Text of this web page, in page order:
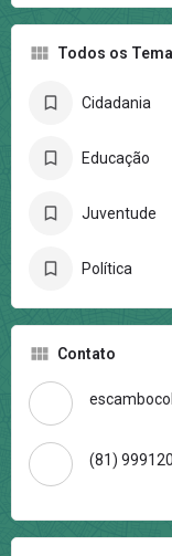
Todos os
Cidadania
Educação
Juventude
Política
Contato
(81)